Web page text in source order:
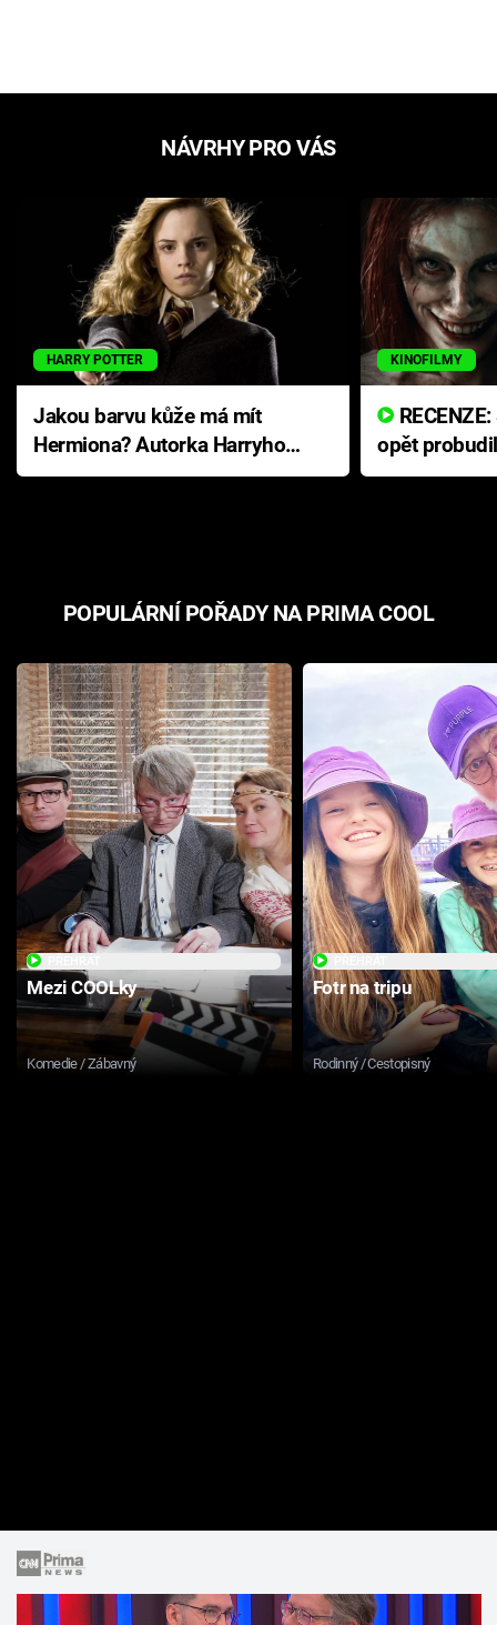
NÁVRHY PRO VÁS
HARRY POTTER
Jakou barvu kůže má mít
Hermiona? Autorka Harryho
Pottera přišla s ráznou
KINOFILMY
opět
přichází s
POPULÁRNÍ POŘADY NA PRIMA COOL
Mezi COOLky
Komedie / Zábavný
Fotr na tripu
Rodinný / Cestopisný